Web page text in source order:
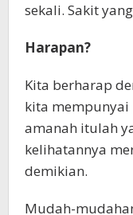
sekali. Sakit
Harapan?
Kita berharap
kita
amanah itulah
kelihatannya
demikian.
Mudah-